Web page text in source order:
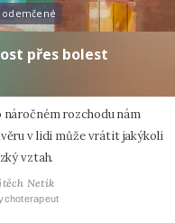
odemčené
přes bolest
náročném rozchodu nám
v lidi může vrátit jakýkoli
vztah.
Netík